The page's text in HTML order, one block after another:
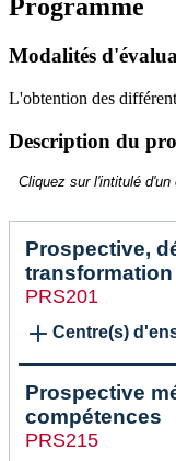
Programme
Modalités
L'obtention des
Description du
Cliquez sur l'intitulé d'un
Prospective,
transformation
PRS201
Centre(s)
Prospective
compétences
PRS215